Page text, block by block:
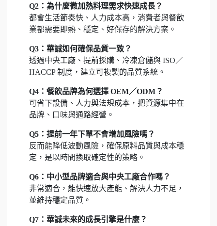
Q2：為什麼微加熱料理需求快速成長？
都會生活節奏快、人力成本高，消費者與餐飲
業都需要即熱、穩定、好保存的解決方案。
Q3：華誠如何確保品質一致？
透過中央工廠、提前採購、冷凍倉儲與 ISO／
HACCP 制度，建立可複製的品質系統。
Q4：餐飲品牌為何選擇 OEM／ODM？
可省下設備、人力與法規成本，把資源集中在
品牌、口味與通路經營。
Q5：提前一年下單不會增加風險嗎？
反而能降低波動風險，確保原料品質與成本穩
定，是以時間換取確定性的策略。
Q6：中小型品牌適合與中央工廠合作嗎？
非常適合，能快速放大產能、解決人力不足，
並維持穩定品質。
Q7：華誠未來的成長引擎是什麼？